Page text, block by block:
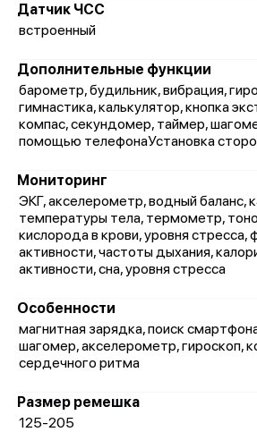
Датчик ЧСС
встроенный
Дополнительные функции
барометр, будильник, вибрация,
гимнастика, калькулятор, кнопка
компас, секундомер, таймер,
помощью телефонаУстановка
Мониторинг
ЭКГ, акселерометр, водный баланс,
температуры тела, термометр,
кислорода в крови, уровня стресса,
активности, частоты дыхания,
активности, сна, уровня стресса
Особенности
магнитная зарядка, поиск
шагомер, акселерометр, гироскоп,
сердечного ритма
Размер ремешка
125-205